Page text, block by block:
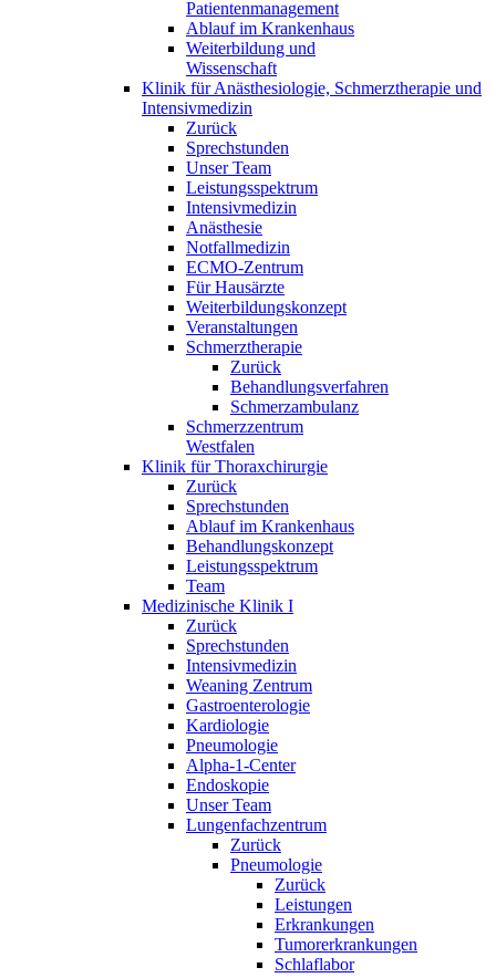
Patientenmanagement
Ablauf im Krankenhaus
Weiterbildung und
Wissenschaft
Klinik für Anästhesiologie, Schmerztherapie und
Intensivmedizin
Zurück
Sprechstunden
Unser Team
Leistungsspektrum
Intensivmedizin
Anästhesie
Notfallmedizin
ECMO-Zentrum
Für Hausärzte
Weiterbildungskonzept
Veranstaltungen
Schmerztherapie
Zurück
Behandlungsverfahren
Schmerzambulanz
Schmerzzentrum
Westfalen
Klinik für Thoraxchirurgie
Zurück
Sprechstunden
Ablauf im Krankenhaus
Behandlungskonzept
Leistungsspektrum
Team
Medizinische Klinik I
Zurück
Sprechstunden
Intensivmedizin
Weaning Zentrum
Gastroenterologie
Kardiologie
Pneumologie
Alpha-1-Center
Endoskopie
Unser Team
Lungenfachzentrum
Zurück
Pneumologie
Zurück
Leistungen
Erkrankungen
Tumorerkrankungen
Schlaflabor